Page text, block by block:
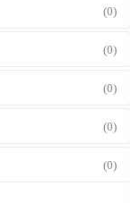
(0)
(0)
(0)
(0)
(0)